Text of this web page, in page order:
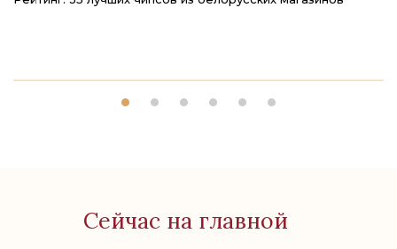
Сейчас на главной